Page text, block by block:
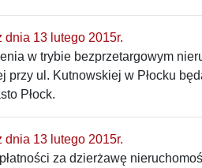
13 lutego 2015r.
w trybie bezprzetargowym
przy ul. Kutnowskiej w Płocku
Płock.
13 lutego 2015r.
za dzierżawę